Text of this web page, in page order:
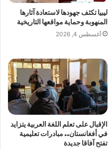
ليبيا تكثف جهودها لاستعادة آثارها
المنهوبة وحماية مواقعها التاريخية
أغسطس 4, 2026
الإقبال على تعلم اللغة العربية يتزايد
في أفغانستان.. مبادرات تعليمية
تفتح آفاقا جديدة